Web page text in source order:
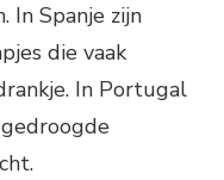
In Spanje zijn
die vaak
In Portugal